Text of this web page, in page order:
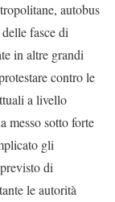
autobus
fasce di
in altre grandi
contro le
a livello
messo sotto forte
gli
di
le autorità